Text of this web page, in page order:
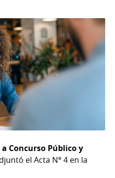
Concurso Público y
el Acta N° 4 en la